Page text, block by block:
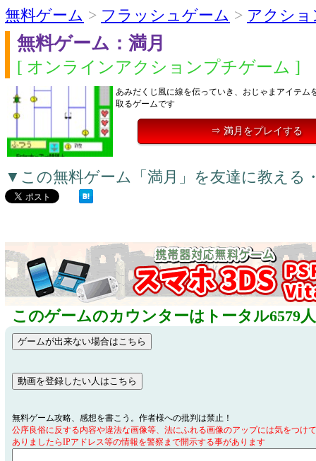
無料ゲーム > フラッシュゲーム > アクショ
無料ゲーム：満月
[ オンラインアクションプチゲーム ]
あみだくじ風に線を伝っていき、おじゃまアイテム
取るゲームです
⇒ 満月をプレイする
▼この無料ゲーム「満月」を友達に教える
このゲームのカウンターはトータル6579
無料ゲーム攻略、感想を書こう。作者様への批判は禁止！
公序良俗に反する内容や違法な画像等、法にふれる画像のアップには気をつけ
ありましたらIPアドレス等の情報を警察まで開示する事があります